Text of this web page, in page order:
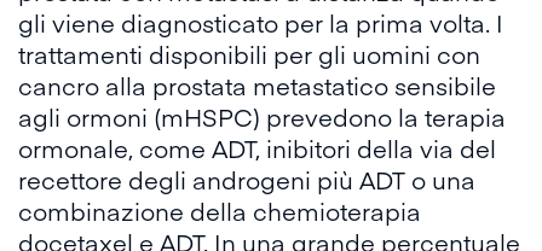
gli viene diagnosticato per la prima volta. I
trattamenti disponibili per gli uomini con
cancro alla prostata metastatico sensibile
agli ormoni (mHSPC) prevedono la terapia
ormonale, come ADT, inibitori della via del
recettore degli androgeni più ADT o una
combinazione della chemioterapia
docetaxel e ADT. In una grande percentuale